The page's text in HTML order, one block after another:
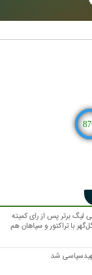
87
لیگ برتر پس از رای کمیته
با تراکتور و سپاهان هم
شد